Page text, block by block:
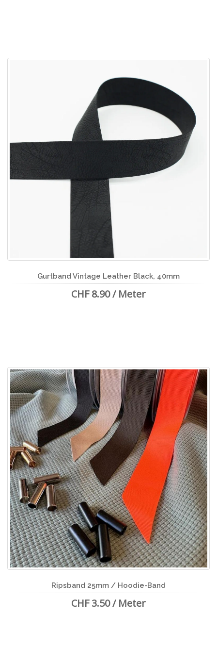
Gurtband Vintage Leather Black, 40mm
CHF 8.90 / Meter
Ripsband 25mm / Hoodie-Band
CHF 3.50 / Meter